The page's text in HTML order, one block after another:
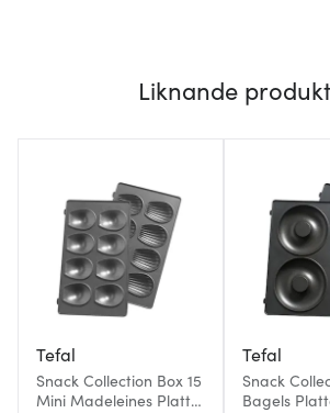
Liknande
Tefal
Snack Collection Box 15
Mini Madeleines Plattor
Tefal
Snack
Bagels